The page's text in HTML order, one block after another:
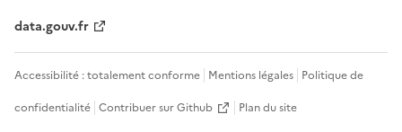
data.gouv.fr
Accessibilité : totalement conforme Mentions légales Politique de
confidentialité Contribuer sur Github Plan du site